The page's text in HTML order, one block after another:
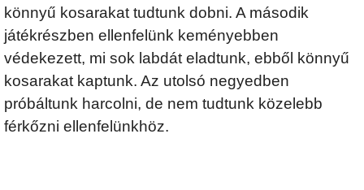
könnyű kosarakat tudtunk dobni. A második
játékrészben ellenfelünk keményebben
védekezett, mi sok labdát eladtunk, ebből könnyű
kosarakat kaptunk. Az utolsó negyedben
próbáltunk harcolni, de nem tudtunk közelebb
férkőzni ellenfelünkhöz.